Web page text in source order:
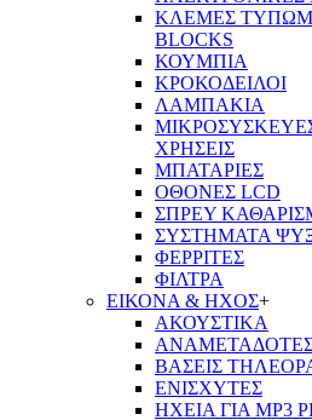
ΚΛΕΜΕΣ
BLOCKS
ΚΟΥΜΠΙΑ
ΚΡΟΚΟΔΕΙΛΟΙ
ΛΑΜΠΑΚΙΑ
ΧΡΗΣΕΙΣ
ΜΠΑΤΑΡΙΕΣ
ΟΘΟΝΕΣ LCD
ΣΠΡΕΥ
ΣΥΣΤΗΜΑΤΑ
ΦΕΡΡΙΤΕΣ
ΦΙΛΤΡΑ
ΕΙΚΟΝΑ & ΗΧΟΣ+
ΑΚΟΥΣΤΙΚΑ
ΒΑΣΕΙΣ
ΕΝΙΣΧΥΤΕΣ
ΗΧΕΙΑ ΓΙΑ MP3